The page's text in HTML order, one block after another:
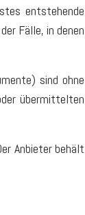
entstehende
Fälle, in denen
sind ohne
übermittelten
Anbieter behält